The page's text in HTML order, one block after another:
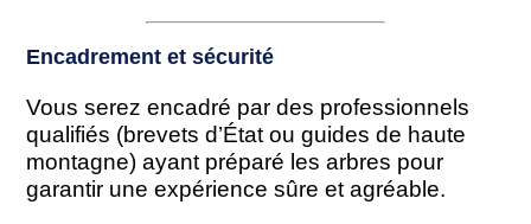
Encadrement et sécurité
Vous serez encadré par des professionnels
qualifiés (brevets d’État ou guides de haute
montagne) ayant préparé les arbres pour
garantir une expérience sûre et agréable.